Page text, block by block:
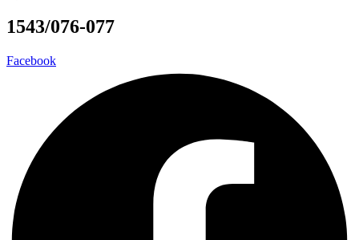
1543/076-077
Facebook